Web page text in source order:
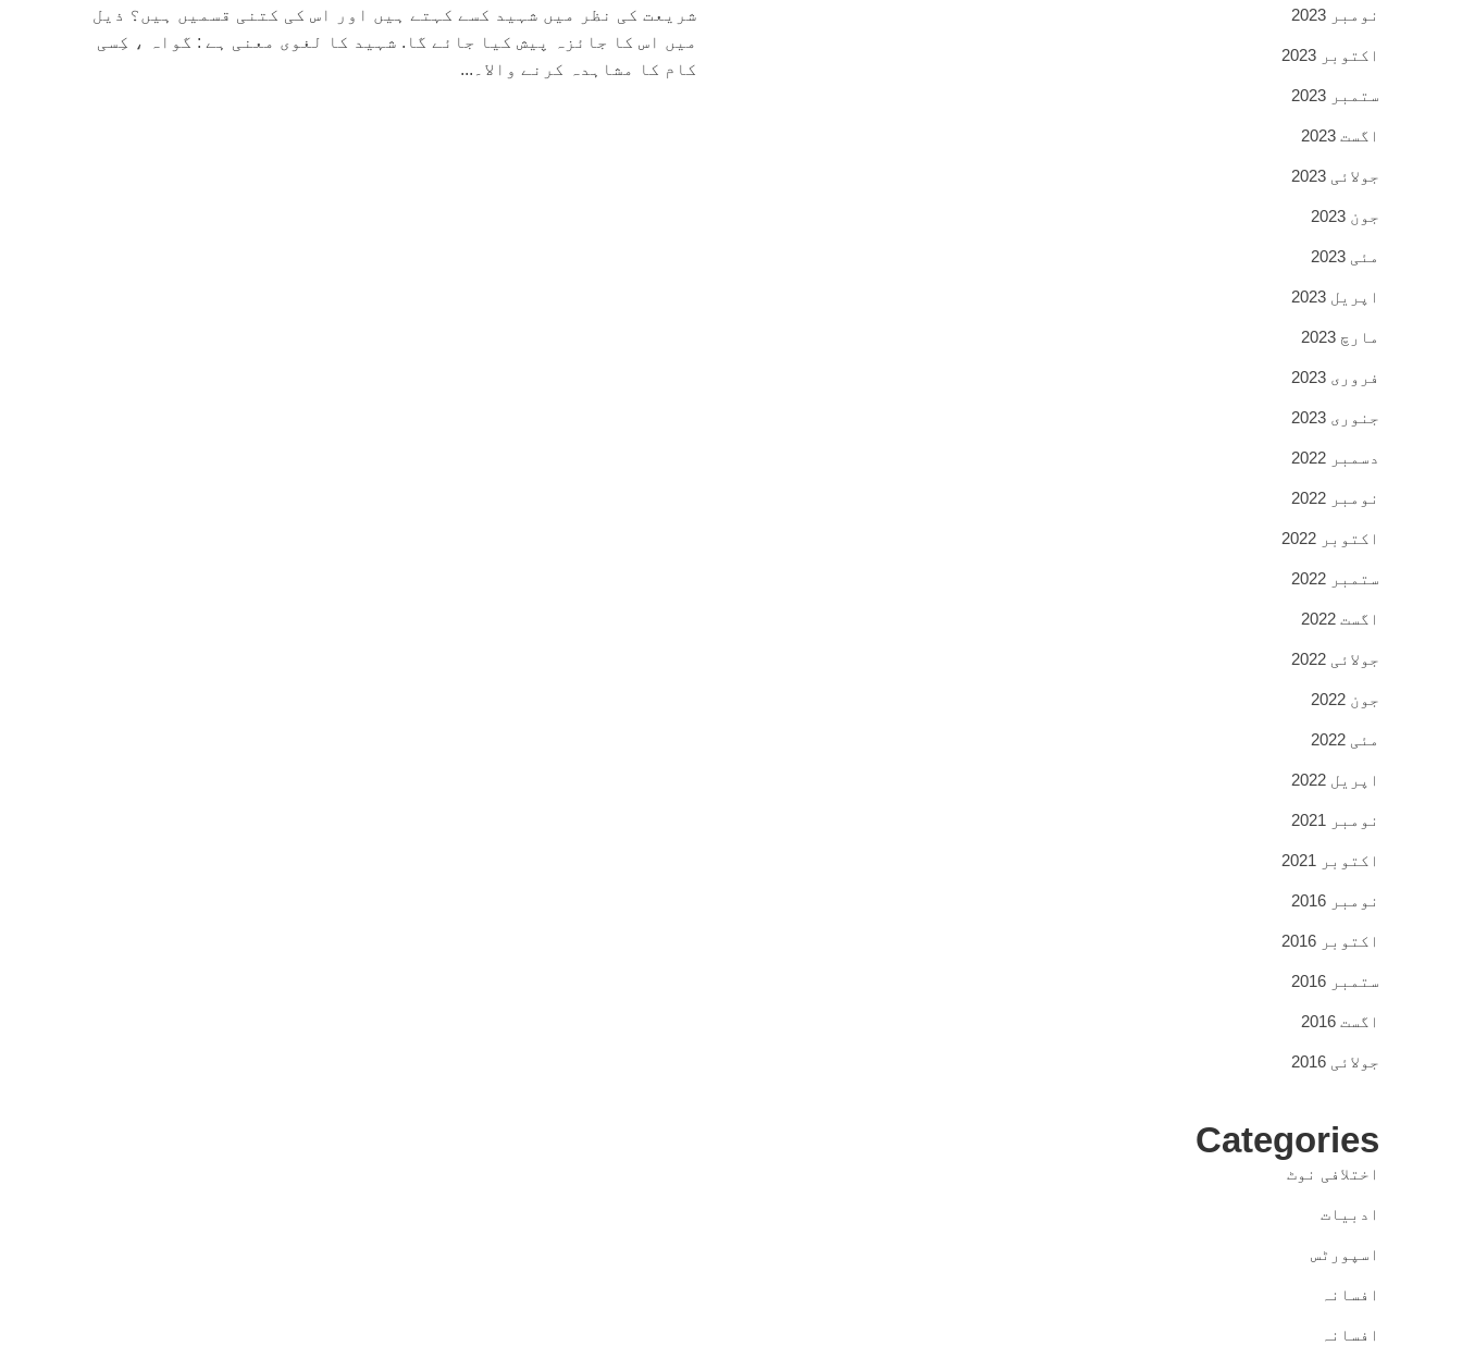
شریعت کی نظر میں شہید کسے کہتے ہیں اور اس کی کتنی قسمیں ہیں؟ ذیل
میں اس کا جائزہ پیش کیا جائے گا. شہید کا لغوی معنی ہے : گواہ ، کِسی
کام کا مشاہدہ کرنے والا۔...
نومبر 2023
اکتوبر 2023
ستمبر 2023
اگست 2023
جولائی 2023
جون 2023
مئی 2023
اپریل 2023
مارچ 2023
فروری 2023
جنوری 2023
دسمبر 2022
نومبر 2022
اکتوبر 2022
ستمبر 2022
اگست 2022
جولائی 2022
جون 2022
مئی 2022
اپریل 2022
نومبر 2021
اکتوبر 2021
نومبر 2016
اکتوبر 2016
ستمبر 2016
اگست 2016
جولائی 2016
Categories
اختلافی نوٹ
ادبیات
اسپورٹس
افسانہ
افسانہ